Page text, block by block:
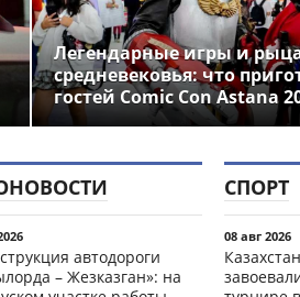
Легендарные игры и
средневековья: что
гостей Comic Con Astana
автодороги
– Жезказган»: на
СПОРТ
08 авг 2026